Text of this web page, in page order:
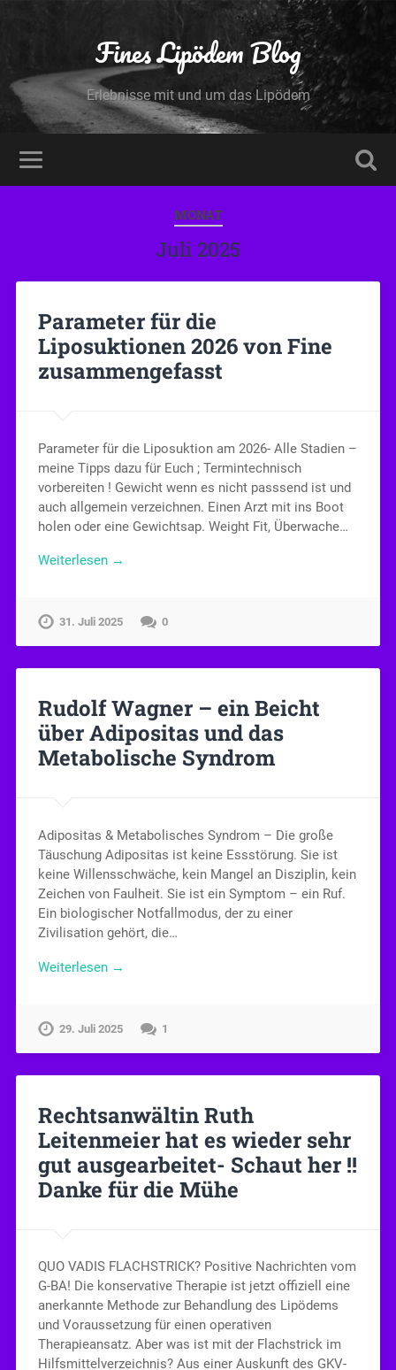
Fines Lipödem Blog
Erlebnisse mit und um das Lipödem
MONAT
Juli 2025
Parameter für die
Liposuktionen 2026 von Fine
zusammengefasst
Parameter für die Liposuktion am 2026- Alle Stadien –
meine Tipps dazu für Euch ; Termintechnisch
vorbereiten ! Gewicht wenn es nicht passsend ist und
auch allgemein verzeichnen. Einen Arzt mit ins Boot
holen oder eine Gewichtsap. Weight Fit, Überwache…
Weiterlesen →
31. Juli 2025 0
Rudolf Wagner – ein Beicht
über Adipositas und das
Metabolische Syndrom
Adipositas & Metabolisches Syndrom – Die große
Täuschung Adipositas ist keine Essstörung. Sie ist
keine Willensschwäche, kein Mangel an Disziplin, kein
Zeichen von Faulheit. Sie ist ein Symptom – ein Ruf.
Ein biologischer Notfallmodus, der zu einer
Zivilisation gehört, die…
Weiterlesen →
29. Juli 2025 1
Rechtsanwältin Ruth
Leitenmeier hat es wieder sehr
gut ausgearbeitet- Schaut her !!
Danke für die Mühe
QUO VADIS FLACHSTRICK? Positive Nachrichten vom
G-BA! Die konservative Therapie ist jetzt offiziell eine
anerkannte Methode zur Behandlung des Lipödems
und Voraussetzung für einen operativen
Therapieansatz. Aber was ist mit der Flachstrick im
Hilfsmittelverzeichnis? Aus einer Auskunft des GKV-